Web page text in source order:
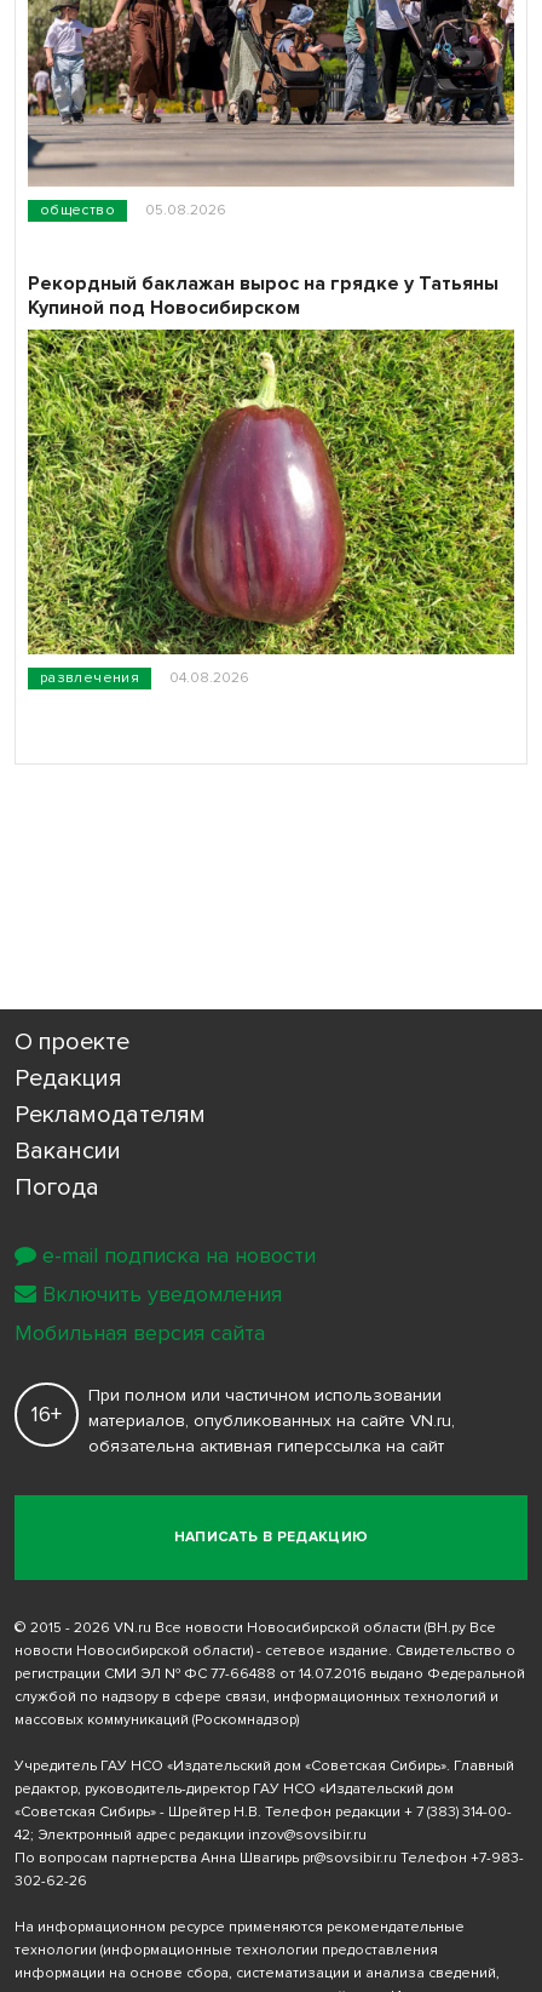
общество 05.08.2026
развлечения 04.08.2026
Рекордный баклажан вырос на грядке у Татьяны
Купиной под Новосибирском
О проекте
Редакция
Рекламодателям
Вакансии
Погода
НАПИСАТЬ В РЕДАКЦИЮ
16+
При полном или частичном использовании
материалов, опубликованных на сайте VN.ru,
обязательна активная гиперссылка на сайт
© 2015 - 2026 VN.ru Все новости Новосибирской области (ВН.ру Все
новости Новосибирской области) - сетевое издание. Свидетельство о
регистрации СМИ ЭЛ № ФС 77-66488 от 14.07.2016 выдано Федеральной
службой по надзору в сфере связи, информационных технологий и
массовых коммуникаций (Роскомнадзор)
Учредитель ГАУ НСО «Издательский дом «Советская Сибирь». Главный
редактор, руководитель-директор ГАУ НСО «Издательский дом
«Советская Сибирь» - Шрейтер Н.В. Телефон редакции + 7 (383) 314-00-
42; Электронный адрес редакции inzov@sovsibir.ru
По вопросам партнерства Анна Швагирь pr@sovsibir.ru Телефон +7-983-
302-62-26
На информационном ресурсе применяются рекомендательные
технологии (информационные технологии предоставления
информации на основе сбора, систематизации и анализа сведений,
e-mail подписка на новости
Включить уведомления
Мобильная версия сайта